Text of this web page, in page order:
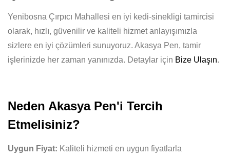
Yenibosna Çırpıcı Mahallesi en iyi kedi-sinekligi tamircisi
olarak, hızlı, güvenilir ve kaliteli hizmet anlayışımızla
sizlere en iyi çözümleri sunuyoruz. Akasya Pen, tamir
işlerinizde her zaman yanınızda. Detaylar için Bize Ulaşın.
Neden Akasya Pen'i Tercih
Etmelisiniz?
Uygun Fiyat: Kaliteli hizmeti en uygun fiyatlarla